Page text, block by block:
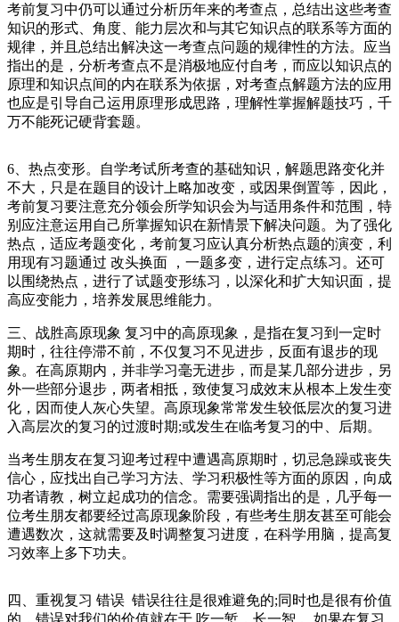
考前复习中仍可以通过分析历年来的考查点，总结出这些考查
知识的形式、角度、能力层次和与其它知识点的联系等方面的
规律，并且总结出解决这一考查点问题的规律性的方法。应当
指出的是，分析考查点不是消极地应付自考，而应以知识点的
原理和知识点间的内在联系为依据，对考查点解题方法的应用
也应是引导自己运用原理形成思路，理解性掌握解题技巧，千
万不能死记硬背套题。
6、热点变形。自学考试所考查的基础知识，解题思路变化并
不大，只是在题目的设计上略加改变，或因果倒置等，因此，
考前复习要注意充分领会所学知识会为与适用条件和范围，特
别应注意运用自己所掌握知识在新情景下解决问题。为了强化
热点，适应考题变化，考前复习应认真分析热点题的演变，利
用现有习题通过 改头换面 ，一题多变，进行定点练习。还可
以围绕热点，进行了试题变形练习，以深化和扩大知识面，提
高应变能力，培养发展思维能力。
三、战胜高原现象 复习中的高原现象，是指在复习到一定时
期时，往往停滞不前，不仅复习不见进步，反面有退步的现
象。在高原期内，并非学习毫无进步，而是某几部分进步，另
外一些部分退步，两者相抵，致使复习成效末从根本上发生变
化，因而使人灰心失望。高原现象常常发生较低层次的复习进
入高层次的复习的过渡时期;或发生在临考复习的中、后期。
当考生朋友在复习迎考过程中遭遇高原期时，切忌急躁或丧失
信心，应找出自己学习方法、学习积极性等方面的原因，向成
功者请教，树立起成功的信念。需要强调指出的是，几乎每一
位考生朋友都要经过高原现象阶段，有些考生朋友甚至可能会
遭遇数次，这就需要及时调整复习进度，在科学用脑，提高复
习效率上多下功夫。
四、重视复习 错误 错误往往是很难避免的;同时也是很有价值
的，错误对我们的价值就在于 吃一堑，长一智 。如果在复习